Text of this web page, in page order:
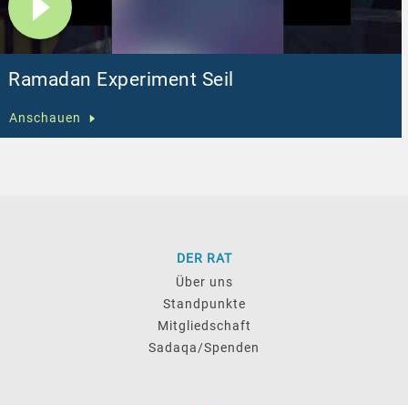
Ramadan Experiment Seil
Anschauen
DER RAT
Über uns
Standpunkte
Mitgliedschaft
Sadaqa/Spenden